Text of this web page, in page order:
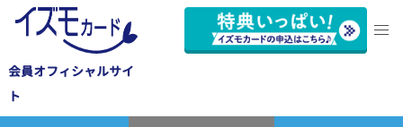
会員オフィシャルサイ
ト